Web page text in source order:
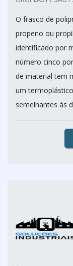
O frasco de
propeno ou
identificado por
número cinco
de material tem
um
semelhantes às